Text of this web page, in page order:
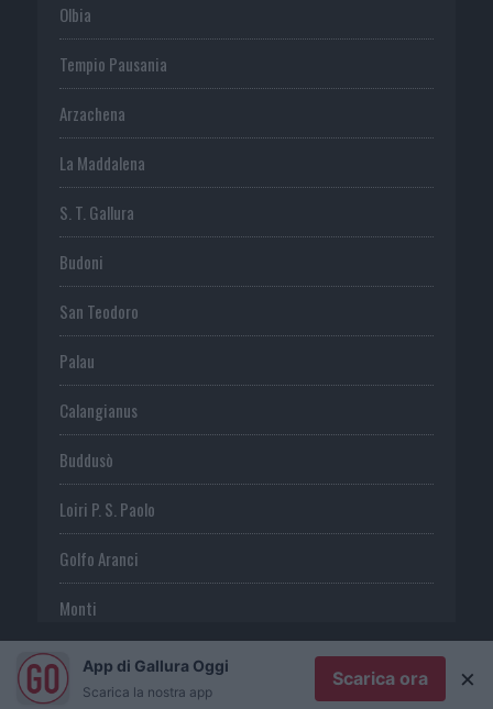
Olbia
Tempio Pausania
Arzachena
La Maddalena
S. T. Gallura
Budoni
San Teodoro
Palau
Calangianus
Buddusò
Loiri P. S. Paolo
Golfo Aranci
Monti
TeltiApp di Gallura Oggi
Scarica la nostra app
Scarica ora ×